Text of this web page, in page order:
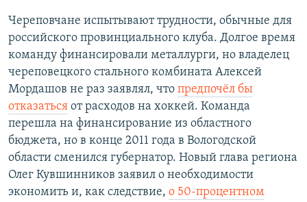
Череповчане испытывают трудности, обычные для
российского провинциального клуба. Долгое время
команду финансировали металлурги, но владелец
череповецкого стального комбината Алексей
Мордашов не раз заявлял, что предпочёл бы
отказаться от расходов на хоккей. Команда
перешла на финансирование из областного
бюджета, но в конце 2011 года в Вологодской
области сменился губернатор. Новый глава региона
Олег Кувшинников заявил о необходимости
экономить и, как следствие, о 50-процентном